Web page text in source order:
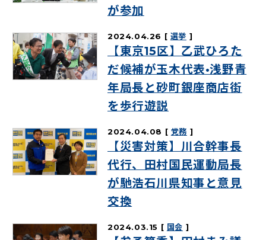
が参加
2024.04.26 選挙
【東京15区】乙武ひろた
だ候補が玉木代表•浅野青
年局長と砂町銀座商店街
を歩行遊説
2024.04.08 党務
【災害対策】川合幹事長
代行、田村国民運動局長
が馳浩石川県知事と意見
交換
2024.03.15 国会